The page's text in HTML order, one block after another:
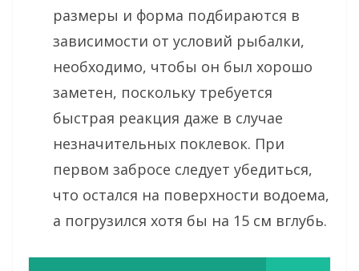
размеры и форма подбираются в
зависимости от условий рыбалки,
необходимо, чтобы он был хорошо
заметен, поскольку требуется
быстрая реакция даже в случае
незначительных поклевок. При
первом забросе следует убедиться,
что остался на поверхности водоема,
а погрузился хотя бы на 15 см вглубь.